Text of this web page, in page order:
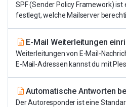
SPF (Sender Policy Framework) ist
festlegt, welche Mailserver
E-Mail Weiterleitungen
Weiterleitungen von E-Mail-
E-Mail-Adressen kannst du mit
Automatische Antworten
Der Autoresponder ist eine